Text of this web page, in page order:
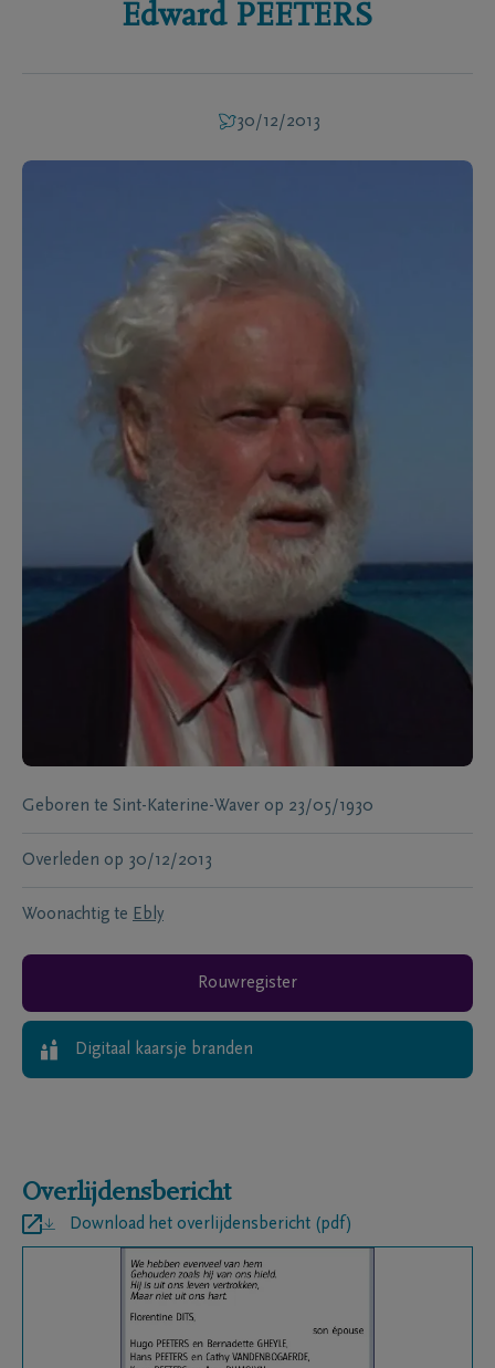
Edward PEETERS
30/12/2013
Geboren te Sint-Katerine-Waver op 23/05/1930
Overleden op 30/12/2013
Woonachtig te Ebly
Rouwregister
Digitaal kaarsje branden
Overlijdensbericht
Download het overlijdensbericht (pdf)